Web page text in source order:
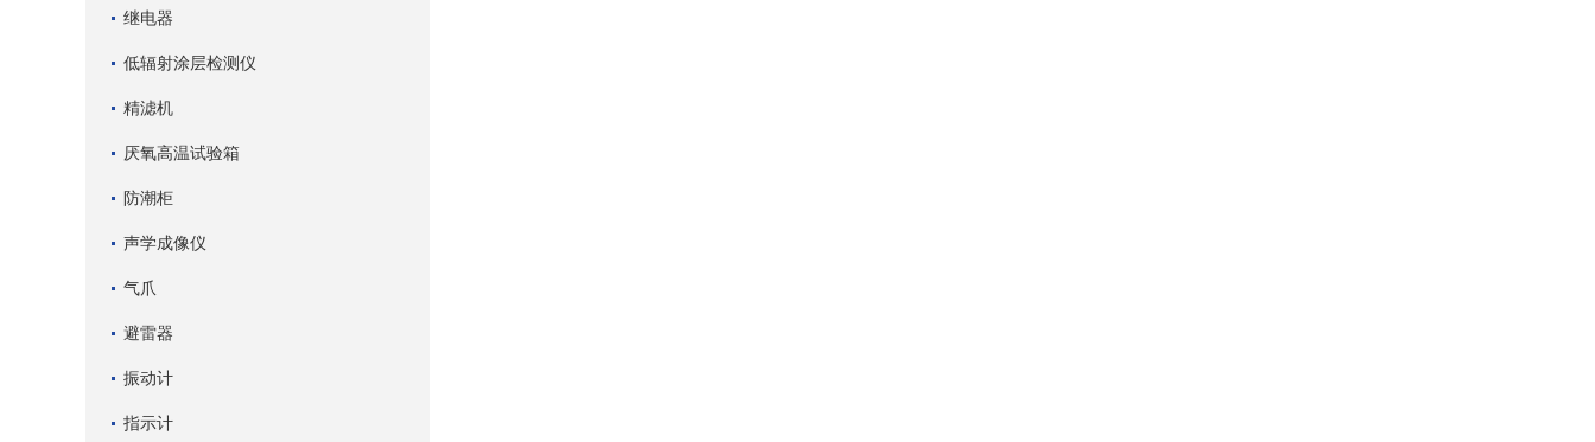
继电器
低辐射涂层检测仪
精滤机
厌氧高温试验箱
防潮柜
声学成像仪
气爪
避雷器
振动计
指示计